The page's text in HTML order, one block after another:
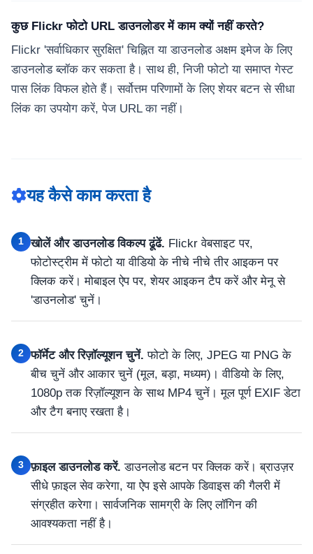
कुछ Flickr फोटो URL डाउनलोडर में काम क्यों नहीं करते?
Flickr 'सर्वाधिकार सुरक्षित' चिह्नित या डाउनलोड अक्षम इमेज के लिए
डाउनलोड ब्लॉक कर सकता है। साथ ही, निजी फोटो या समाप्त गेस्ट
पास लिंक विफल होते हैं। सर्वोत्तम परिणामों के लिए शेयर बटन से सीधा
लिंक का उपयोग करें, पेज URL का नहीं।
यह कैसे काम करता है
1 खोलें और डाउनलोड विकल्प ढूंढें. Flickr वेबसाइट पर,
फोटोस्ट्रीम में फोटो या वीडियो के नीचे नीचे तीर आइकन पर
क्लिक करें। मोबाइल ऐप पर, शेयर आइकन टैप करें और मेनू से
'डाउनलोड' चुनें।
2 फॉर्मेट और रिज़ॉल्यूशन चुनें. फोटो के लिए, JPEG या PNG के
बीच चुनें और आकार चुनें (मूल, बड़ा, मध्यम)। वीडियो के लिए,
1080p तक रिज़ॉल्यूशन के साथ MP4 चुनें। मूल पूर्ण EXIF डेटा
और टैग बनाए रखता है।
3 फ़ाइल डाउनलोड करें. डाउनलोड बटन पर क्लिक करें। ब्राउज़र
सीधे फ़ाइल सेव करेगा, या ऐप इसे आपके डिवाइस की गैलरी में
संग्रहीत करेगा। सार्वजनिक सामग्री के लिए लॉगिन की
आवश्यकता नहीं है।